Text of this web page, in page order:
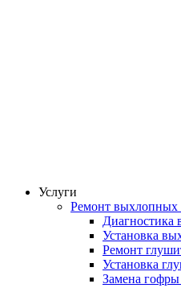
Услуги
Ремонт выхлопных
Диагностика
Установка
Ремонт
Установка
Замена